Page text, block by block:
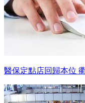
醫保定點店回歸本位